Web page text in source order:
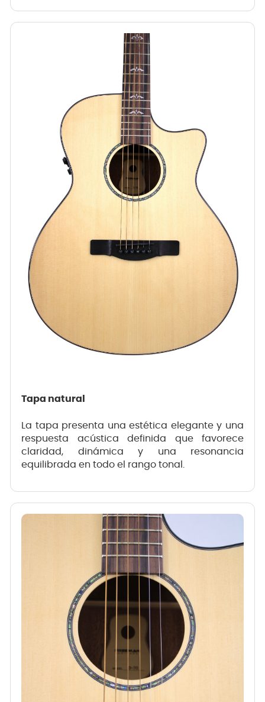
Tapa natural
La tapa presenta una estética elegante y una
respuesta acústica definida que favorece
claridad, dinámica y una resonancia
equilibrada en todo el rango tonal.